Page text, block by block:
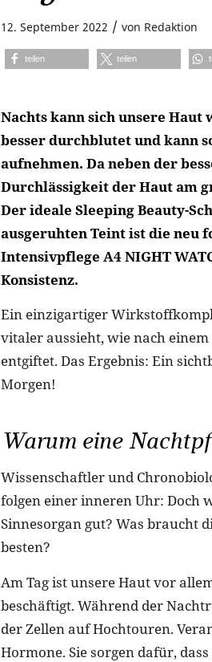
12. September 2022 / von Redaktion
teilen teilen
Nachts kann sich unsere Haut
besser durchblutet und kann
aufnehmen. Da neben der
Durchlässigkeit der Haut am
Der ideale Sleeping Beauty-
ausgeruhten Teint ist die neu
Intensivpflege A4 NIGHT
Konsistenz.
Ein einzigartiger
vitaler aussieht, wie nach
entgiftet. Das Ergebnis: Ein
Morgen!
Warum eine
Wissenschaftler und
folgen einer inneren Uhr: Doch
Sinnesorgan gut? Was braucht
besten?
Am Tag ist unsere Haut vor
beschäftigt. Während der
der Zellen auf Hochtouren.
Hormone. Sie sorgen dafür,